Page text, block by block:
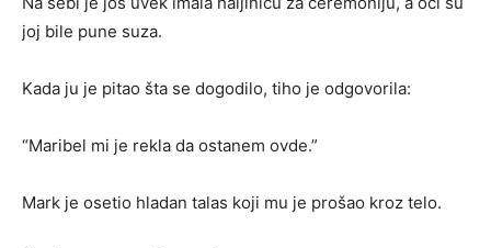
joj bile pune suza.
Kada ju je pitao šta se dogodilo, tiho je odgovorila:
“Maribel mi je rekla da ostanem ovde.”
Mark je osetio hladan talas koji mu je prošao kroz telo.